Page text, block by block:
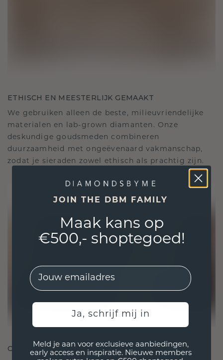
ETHISCH EN MEESTERLIJK GEMAAKT
We gebruiken alleen de beste, milieuvriendelijke
materialen en lab-grown diamanten. Onze
deskundige goudsmeden combineren
duurzaamheid met ongeëvenaard vakmanschap,
zodat je sieraden zowel ethisch als prachtig zijn.
ONTWORPEN VOOR VERBINDING
JOIN THE DBM FAMILY
Maak kans op
€500,- shoptegoed!
EMail
Ja, schrijf mij in
Meld je aan voor exclusieve aanbiedingen,
early access en inspiratie. Nieuwe members